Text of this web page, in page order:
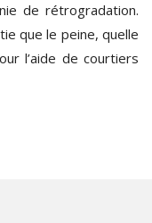
de rétrogradation.
que le peine, quelle
l’aide de courtiers